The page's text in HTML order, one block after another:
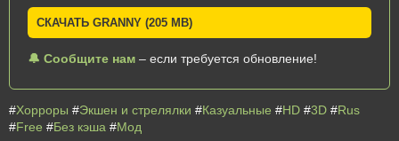
СКАЧАТЬ GRANNY (205 MB)
🔔 Сообщите нам – если требуется обновление!
#Хорроры #Экшен и стрелялки #Казуальные #HD #3D #Rus
#Free #Без кэша #Мод